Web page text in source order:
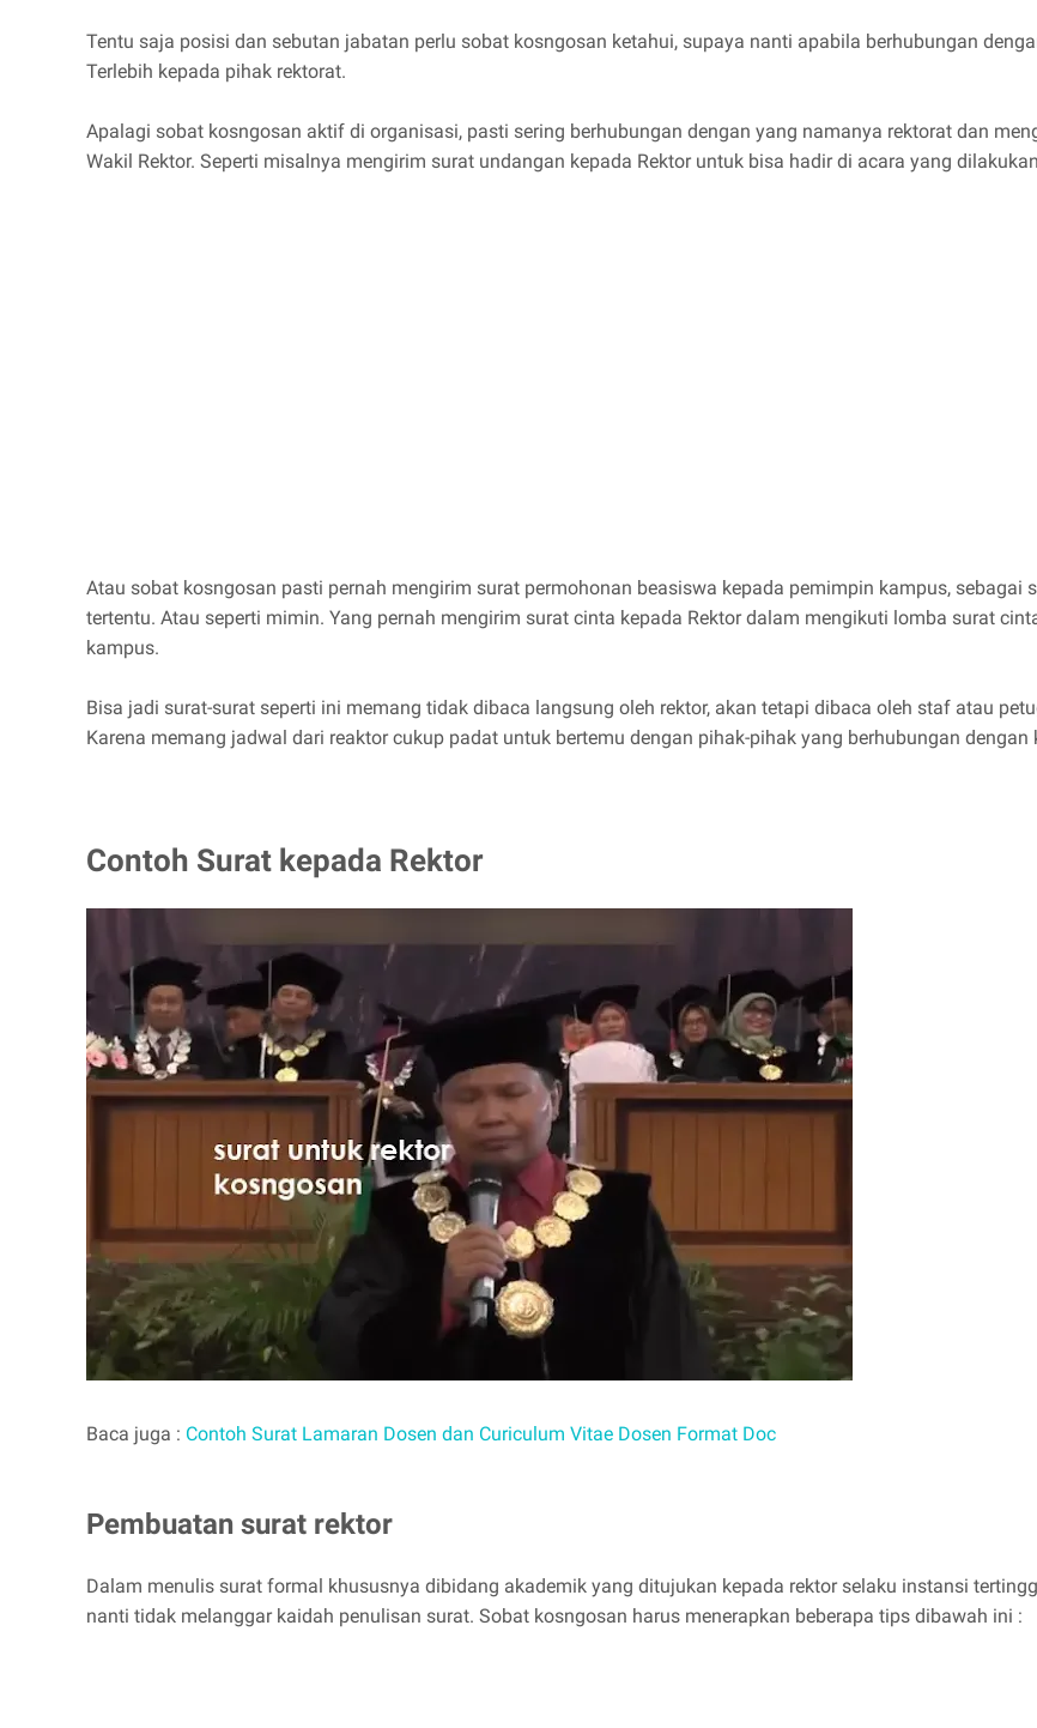
Tentu saja posisi dan sebutan jabatan perlu sobat kosngosan ketahui, supaya nanti apabila berhubungan
Terlebih kepada pihak rektorat.
Apalagi sobat kosngosan aktif di organisasi, pasti sering berhubungan dengan yang namanya rektorat dan
Wakil Rektor. Seperti misalnya mengirim surat undangan kepada Rektor untuk bisa hadir di acara yang
Atau sobat kosngosan pasti pernah mengirim surat permohonan beasiswa kepada pemimpin kampus, sebagai
tertentu. Atau seperti mimin. Yang pernah mengirim surat cinta kepada Rektor dalam mengikuti lomba surat
kampus.
Bisa jadi surat-surat seperti ini memang tidak dibaca langsung oleh rektor, akan tetapi dibaca oleh staf atau
Karena memang jadwal dari reaktor cukup padat untuk bertemu dengan pihak-pihak yang berhubungan
Contoh Surat kepada Rektor
Baca juga : Contoh Surat Lamaran Dosen dan Curiculum Vitae Dosen Format Doc
Pembuatan surat rektor
Dalam menulis surat formal khususnya dibidang akademik yang ditujukan kepada rektor selaku instansi
nanti tidak melanggar kaidah penulisan surat. Sobat kosngosan harus menerapkan beberapa tips dibawah ini :